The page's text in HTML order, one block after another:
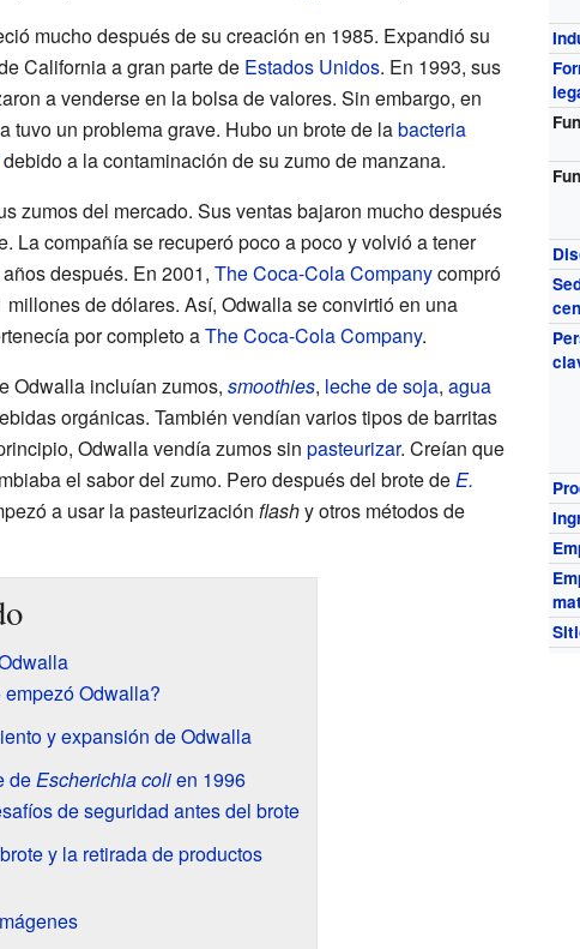
mucho después de su creación en 1985. Expandió su
California a gran parte de Estados Unidos. En 1993, sus
a venderse en la bolsa de valores. Sin embargo, en
tuvo un problema grave. Hubo un brote de labacteria
a la contaminación de su zumo de manzana.
zumos del mercado. Sus ventas bajaron mucho después
La compañía se recuperó poco a poco y volvió a tener
después. En 2001, The Coca-Cola Companycompró
millones de dólares. Así, Odwalla se convirtió en una
por completo aThe Coca-Cola Company.
Odwalla incluían zumos, smoothies, leche de soja, agua
orgánicas. También vendían varios tipos de barritas
Odwalla vendía zumos sin pasteurizar. Creían que
el sabor del zumo. Pero después del brote deE.
a usar la pasteurización flashy otros métodos de
empezó Odwalla?
y expansión de Odwalla
deEscherichia colien 1996
de seguridad antes del brote
y la retirada de productos